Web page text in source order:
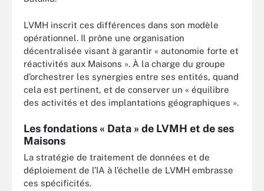
LVMH inscrit ces différences dans son modèle
opérationnel. Il prône une organisation
décentralisée visant à garantir « autonomie forte et
réactivités aux Maisons ». À la charge du groupe
d’orchestrer les synergies entre ses entités, quand
cela est pertinent, et de conserver un « équilibre
des activités et des implantations géographiques ».
Les fondations « Data » de LVMH et de ses
Maisons
La stratégie de traitement de données et de
déploiement de l’IA à l’échelle de LVMH embrasse
ces spécificités.